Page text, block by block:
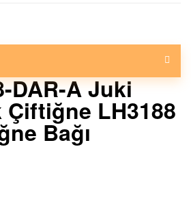
DAR-A Juki
LH3188
Bağı